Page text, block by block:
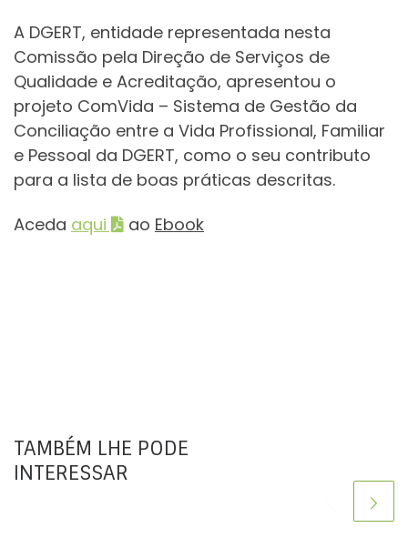
A DGERT, entidade representada nesta
Comissão pela Direção de Serviços de
Qualidade e Acreditação, apresentou o
projeto ComVida – Sistema de Gestão da
Conciliação entre a Vida Profissional, Familiar
e Pessoal da DGERT, como o seu contributo
para a lista de boas práticas descritas.
Aceda aqui ao Ebook
TAMBÉM LHE PODE
INTERESSAR